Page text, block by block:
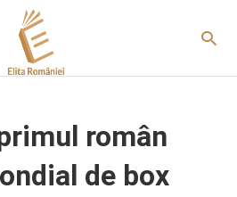
român
de box